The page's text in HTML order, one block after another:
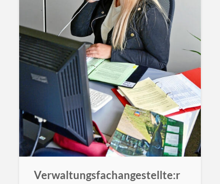
Verwaltungsfachangestellte:r